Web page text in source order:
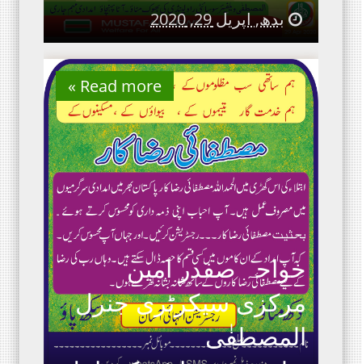
بدھ, اپریل 29, 2020
خواجہ صفدر امین
مرکزی سیکرٹری جنرل
المصطفٰی
Read more »